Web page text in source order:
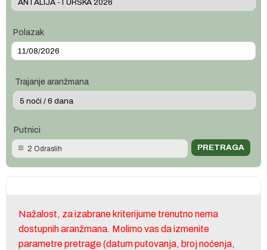
Polazak
Trajanje aranžmana
Putnici
2 Odraslih
Nažalost, za izabrane kriterijume trenutno nema
dostupnih aranžmana. Molimo vas da izmenite
parametre pretrage (datum putovanja, broj noćenja,